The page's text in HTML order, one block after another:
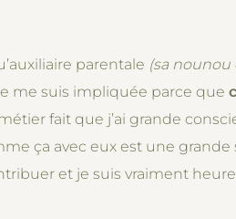
parentale (sa nounou
me suis impliquée parce que
fait que j’ai grande
ça avec eux est une grande
et je suis vraiment